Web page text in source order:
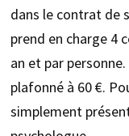
dans le contrat de
prend en charge 4
an et par
plafonné à 60 €.
simplement